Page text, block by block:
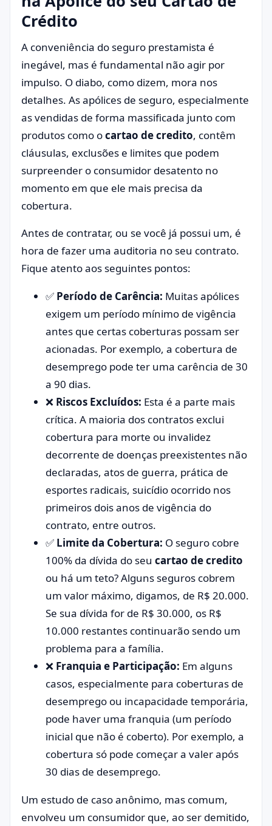
Crédito
A conveniência do seguro prestamista é
inegável, mas é fundamental não agir por
impulso. O diabo, como dizem, mora nos
detalhes. As apólices de seguro, especialmente
as vendidas de forma massificada junto com
produtos como ocartao de credito, contêm
cláusulas, exclusões e limites que podem
surpreender o consumidor desatento no
momento em que ele mais precisa da
cobertura.
Antes de contratar, ou se você já possui um, é
hora de fazer uma auditoria no seu contrato.
Fique atento aos seguintes pontos:
✅ Período de Carência: Muitas apólices
exigem um período mínimo de vigência
antes que certas coberturas possam ser
acionadas. Por exemplo, a cobertura de
desemprego pode ter uma carência de 30
a 90 dias.
❌ Riscos Excluídos: Esta é a parte mais
crítica. A maioria dos contratos exclui
cobertura para morte ou invalidez
decorrente de doenças preexistentes não
declaradas, atos de guerra, prática de
esportes radicais, suicídio ocorrido nos
primeiros dois anos de vigência do
contrato, entre outros.
✅ Limite da Cobertura: O seguro cobre
100% da dívida do seu cartao de credito
ou há um teto? Alguns seguros cobrem
um valor máximo, digamos, de R$ 20.000.
Se sua dívida for de R$ 30.000, os R$
10.000 restantes continuarão sendo um
problema para a família.
❌ Franquia e Participação: Em alguns
casos, especialmente para coberturas de
desemprego ou incapacidade temporária,
pode haver uma franquia (um período
inicial que não é coberto). Por exemplo, a
cobertura só pode começar a valer após
30 dias de desemprego.
Um estudo de caso anônimo, mas comum,
envolveu um consumidor que, ao ser demitido,